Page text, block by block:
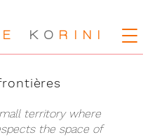
KO RIN I
territory where
the space of